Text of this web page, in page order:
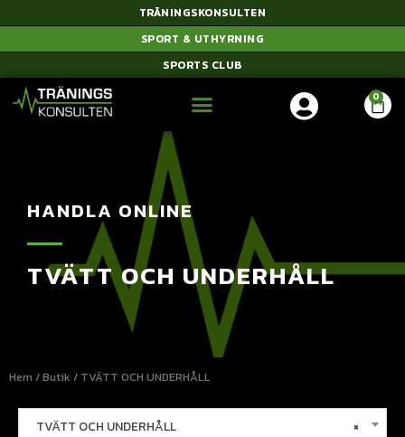
TRÄNINGSKONSULTEN
SPORT & UTHYRNING
SPORTS CLUB
HANDLA ONLINE
TVÄTT OCH UNDERHÅLL
Hem /Butik / TVÄTT OCH UNDERHÅLL
×
TVÄTT OCH UNDERHÅLL